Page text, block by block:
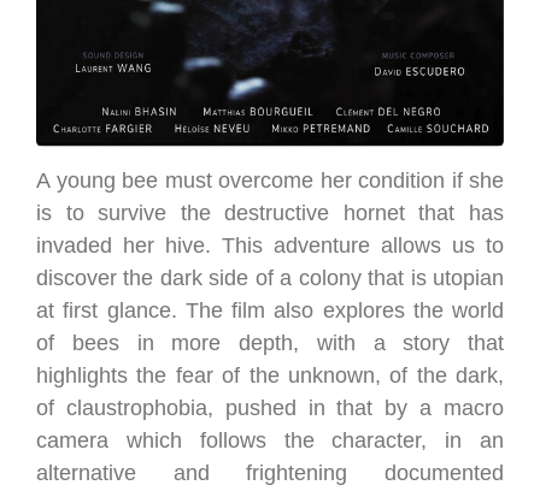
A young bee must overcome her condition if she
is to survive the destructive hornet that has
invaded her hive. This adventure allows us to
discover the dark side of a colony that is utopian
at first glance. The film also explores the world
of bees in more depth, with a story that
highlights the fear of the unknown, of the dark,
of claustrophobia, pushed in that by a macro
camera which follows the character, in an
alternative and frightening documented